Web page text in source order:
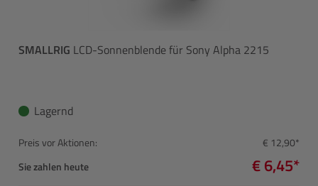
SMALLRIG LCD-Sonnenblende für Sony Alpha 2215
Lagernd
Preis vor Aktionen:
€ 12,90*
Sie zahlen heute
€ 6,45*